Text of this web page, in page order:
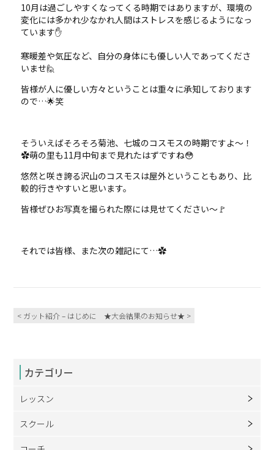
10月は過ごしやすくなってくる時期ではありますが、環境の
変化には多かれ少なかれ人間はストレスを感じるようになっ
ています✋
寒暖差や気圧など、自分の身体にも優しい人であってくださ
いませ🙋
皆様が人に優しい方々ということは重々に承知しております
ので…🌟笑
そういえばそろそろ菊池、七城のコスモスの時期ですよ～！
✿萌の里も11月中旬まで見れたはずですね😳
悠然と咲き誇る沢山のコスモスは屋外ということもあり、比
較的行きやすいと思います。
皆様ぜひお写真を撮られた際には見せてください～🚩
それでは皆様、また次の雑記にて…✿
< ガット紹介 – はじめに ★大会結果のお知らせ★ >
カテゴリー
レッスン
スクール